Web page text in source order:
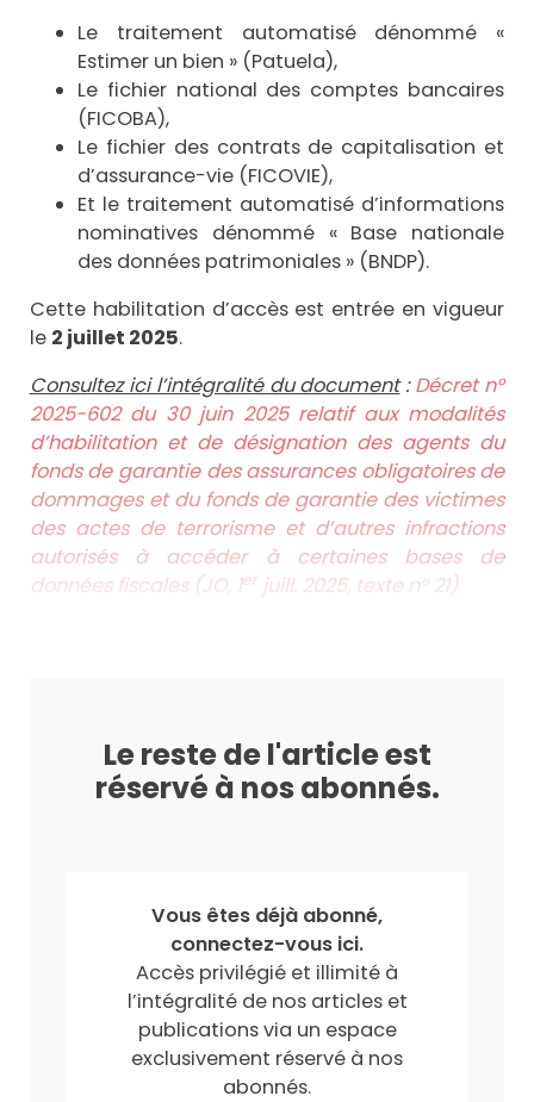
Le traitement automatisé dénommé «
Estimer un bien » (Patuela),
Le fichier national des comptes bancaires
(FICOBA),
Le fichier des contrats de capitalisation et
d’assurance-vie (FICOVIE),
Et le traitement automatisé d’informations
nominatives dénommé « Base nationale
des données patrimoniales » (BNDP).
Cette habilitation d’accès est entrée en vigueur
le 2 juillet 2025.
Consultez ici l’intégralité du document:Décret n°
2025-602 du 30 juin 2025 relatif aux modalités
d’habilitation et de désignation des agents du
fonds de garantie des assurances obligatoires de
dommages et du fonds de garantie des victimes
des actes de terrorisme et d’autres infractions
autorisés à accéder à certaines bases de
données fiscales (JO, 1er juill. 2025, texte n° 21)
Le reste de l'article est
réservé à nos abonnés.
Vous êtes déjà abonné,
connectez-vous ici.
Accès privilégié et illimité à
l’intégralité de nos articles et
publications via un espace
exclusivement réservé à nos
abonnés.